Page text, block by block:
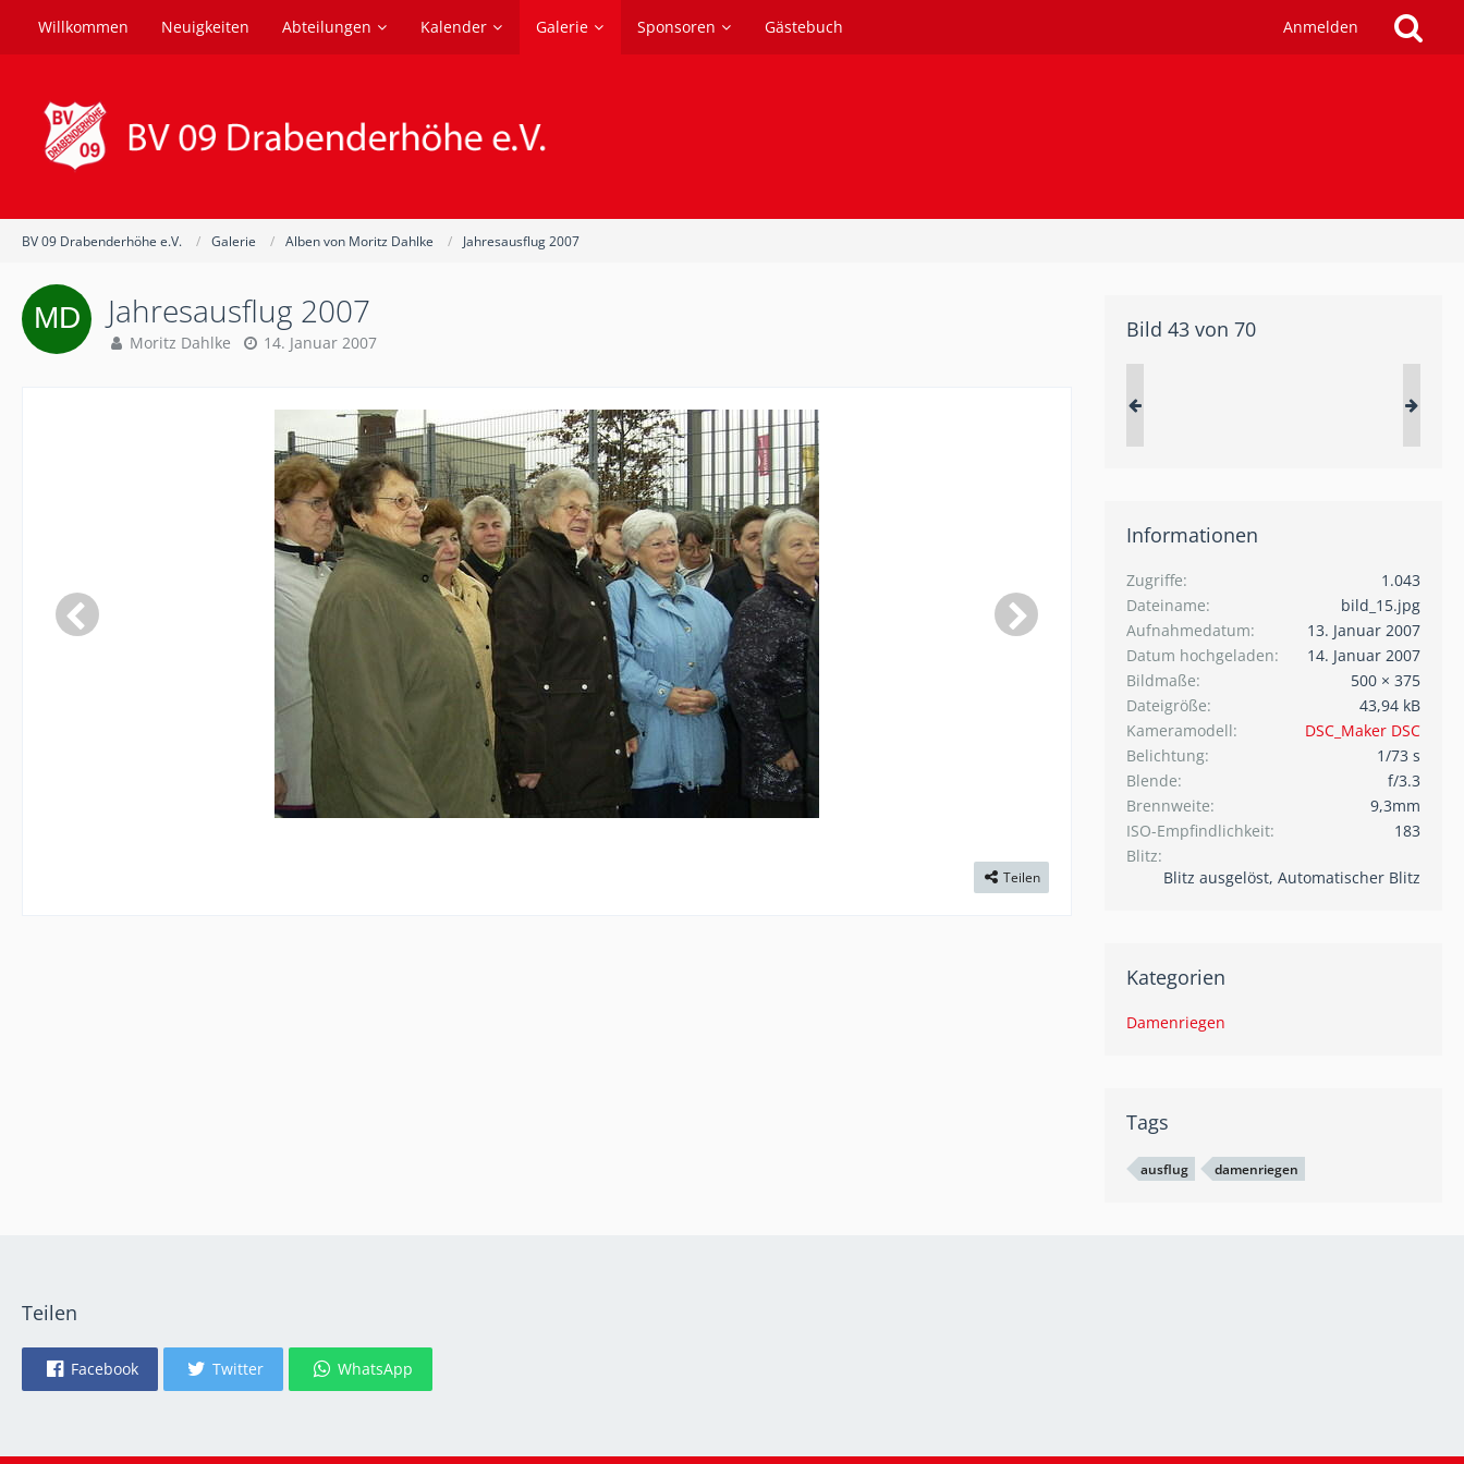
Willkommen Neuigkeiten Abteilungen Kalender Galerie Sponsoren Gästebuch Anmelden
BV 09 Drabenderhöhe e.V. Galerie Alben von Moritz Dahlke Jahresausflug 2007
Jahresausflug 2007
Moritz Dahlke 14. Januar 2007
Teilen
Bild 43 von 70
Informationen
Zugriffe
1.043
Dateiname
bild_15.jpg
Aufnahmedatum
13. Januar 2007
Datum hochgeladen
14. Januar 2007
Bildmaße
500 × 375
Dateigröße
43,94 kB
Kameramodell
DSC_Maker DSC
Belichtung
1/73 s
Blende
f/3.3
Brennweite
9,3mm
ISO-Empfindlichkeit
183
Blitz
Blitz ausgelöst, Automatischer Blitz
Kategorien
Damenriegen
Tags
ausflug damenriegen
Teilen
Facebook Twitter WhatsApp